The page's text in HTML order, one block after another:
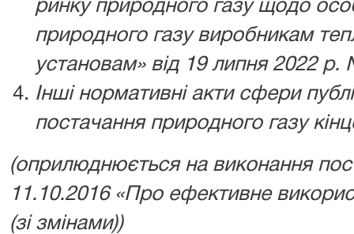
ринку природного газу щодо
природного газу виробникам
установам» від 19 липня 2022 р.
Інші нормативні акти сфери
постачання природного газу
(оприлюднюється на виконання
11.10.2016 «Про ефективне
(зі змінами))